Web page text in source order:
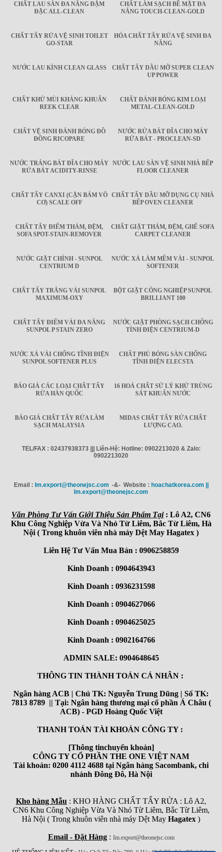
CHẤT LAU SÀN ĐA NĂNG ĐẬM
ĐẶC ALL-CLEAN
CHẤT LÀM SẠCH BỀ MẶT ĐA
NĂNG TOUCH-CLEAN-GOLD
CHẤT TẨY RỬA VỆ SINH TOILET
GO-STAR
HÓA CHẤT TẨY RỬA VỆ SINH ĐA
NĂNG
NƯỚC LAU KÍNH CLEAN GLASS
CHẤT TẨY DẦU MỠ SUPER CLEAN
UP POWER
CHẤT KHỬ MÙI KHÁNG KHUẨN
REEK CLEAR
CHẤT ĐÁNH BÓNG KIM LOẠI
METAL-CLEAN-GOLD
CHẤT VỆ SINH ĐÁNH BÓNG ĐỒ
ĐỒNG RICOPARE
NƯỚC RỬA BÁT ĐĨA CHO MÁY
RỬA BÁT - PROCLEAN-SD
NƯỚC TRÁNG BÁT ĐĨA CHO MÁY
RỬA BÁT ACIDITY-RINSE
NƯỚC LAU SÀN VỆ SINH NHÀ BẾP
FLOOR CLEANER
CHẤT TẨY CANXI (CẶN BÁM VÔ
CƠ) SCALE OFF
CHẤT TẨY DẦU MỠ DỤNG CỤ NHÀ
BẾP OVEN CLEANER
CHẤT TẨY ĐIỂM THẢM, ĐỆM,
SOFA SPOT-STAIN-REMOVER
CHẤT GIẶT THẢM, ĐỆM, GHẾ SOFA
CARPET CLEANER
NƯỚC GIẶT CHÍNH - SUNPOL
CENTRIUM D
NƯỚC XẢ LÀM MỀM VẢI - SUNPOL
SOFTENER
CHẤT TẨY TRẮNG VẢI SUNPOL
MAXIMUM-OXY
BỘT GIẶT CÔNG NGHIỆP SUNPOL
BRILLIANT 100
CHẤT TẨY ĐIỂM VẢI ĐA NĂNG
SUNPOL P STAIN ZERO
NƯỚC GIẶT PHÒNG SẠCH CHỐNG
TÍNH ĐIỆN CENTRIUM-D
NƯỚC XẢ VẢI CHỐNG TĨNH ĐIỆN
SUNPOL SOFTENER PLUS
CHẤT PHỦ BÓNG SÀN CHỐNG
TĨNH ĐIỆN ELECSTA
BÁO GIÁ CÁC LOẠI CHẤT TẨY
RỬA HÀN QUỐC
16 HOÁ CHẤT SỬ LÝ KHỬ TRÙNG
SÁT KHUẨN NƯỚC
BÁO GIÁ CHẤT TẨY RỬA LÀM
SẠCH MALAYSIA
MIDAS CHẤT TẨY RỬA CHẤT
LƯỢNG CAO.
TEL/FAX : 02437938373 ||| Liên-Hệ: Hotline: 0902213020 & Zalo:
0902213020
Email : Im.export@theonejsc.com -&- Website : hoachatkorea.com ||
Im.export@theonejsc.com
Văn Phòng Tư Vấn Giới Thiệu Sản Phẩm Tại: Lô A2, CN6
Khu Công Nghiệp Vừa Và Nhỏ Từ Liêm, Bắc Từ Liêm, Hà
Nội ( Trong khuôn viên nhà máy Dệt May Hagatex )
Liên Hệ Tư Vấn Mua Bán : 0906258859
Kinh Doanh : 0904643943
Kinh Doanh : 0936231598
Kinh Doanh : 0904627066
Kinh Doanh : 0904625025
Kinh Doanh : 0902164766
ADMIN SALE: 0904648645
THÔNG TIN THÀNH TOÁN CÁ NHÂN :
Ngân hàng ACB | Chủ TK: Nguyễn Trung Dũng | Số TK:
7813 8789 || Tại: Ngân hàng thương mại cổ phần Á Châu (
ACB) - PGD Hoàng Quốc Việt
THANH TOÁN TÀI KHOẢN CÔNG TY :
[Thông tinchuyển khoản]
CÔNG TY CỔ PHẦN THE ONE VIỆT NAM
Tài khoản: 0200 4112 4688 tại Ngân hàng Sacombank, chi
nhánh Đông Đô, Hà Nội
Kho hàng Mẫu : KHO HÀNG CHẤT TẨY RỬA : Lô A2,
CN6 Khu Công Nghiệp Vừa Và Nhỏ Từ Liêm, Bắc Từ Liêm,
Hà Nội ( Trong khuôn viên nhà máy Dệt May Hagatex )
Email - Đặt Hàng: Im.export@theonejsc.com